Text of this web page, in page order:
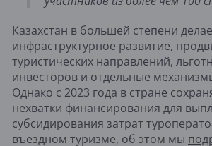
Казахстан в большей степени
инфраструктурное развитие,
туристических направлений,
инвесторов и отдельные
Однако с 2023 года в стране
нехватки финансирования для
субсидирования затрат
въездном туризме, об этом мы